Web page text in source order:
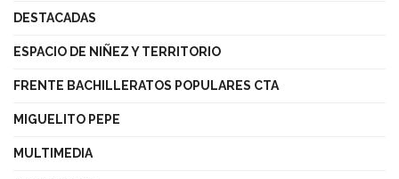
DESTACADAS
ESPACIO DE NIÑEZ Y TERRITORIO
FRENTE BACHILLERATOS POPULARES CTA
MIGUELITO PEPE
MULTIMEDIA